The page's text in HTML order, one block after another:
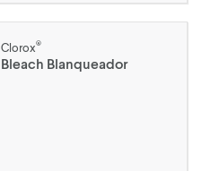
Clorox®
Bleach Blanqueador